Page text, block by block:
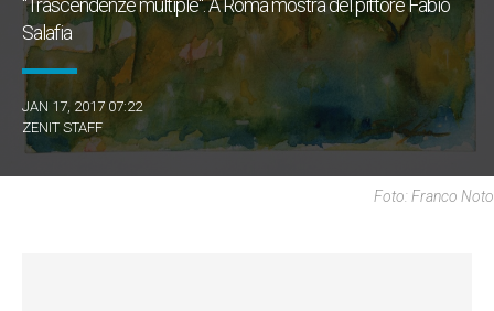
"Trascendenze multiple". A Roma mostra del pittore Fabio
Salafia
JAN 17, 2017 07:22
ZENIT STAFF
Foto: Franco Noto